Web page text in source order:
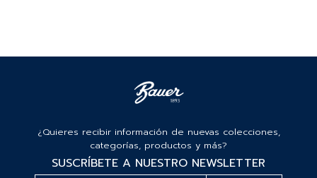
¿Quieres recibir información de nuevas colecciones,
categorías, productos y más?
SUSCRÍBETE A NUESTRO NEWSLETTER